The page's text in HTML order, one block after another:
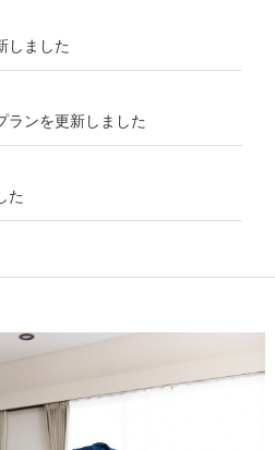
しました
ンを更新しました
た